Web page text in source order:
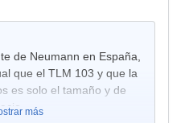
de Neumann en España,
que el TLM 103 y que la
es solo el tamaño y de
más